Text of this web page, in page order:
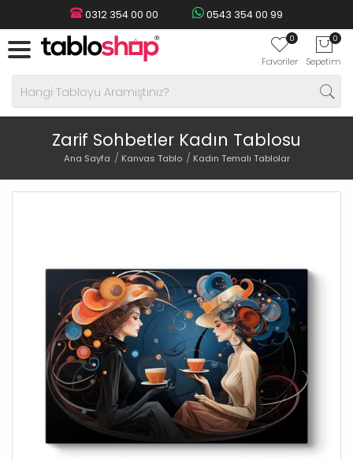
0312 354 00 00 0543 354 00 99
0
Favoriler
0
Sepetim
Zarif Sohbetler Kadın Tablosu
Ana Sayfa Kanvas Tablo Kadın Temalı Tablolar